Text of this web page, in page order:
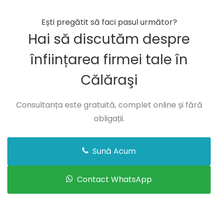
Ești pregătit să faci pasul următor?
Hai să discutăm despre
înființarea firmei tale în
Călăraşi
Consultanța este gratuită, complet online și fără
obligații.
Sună Acum
Contact WhatsApp